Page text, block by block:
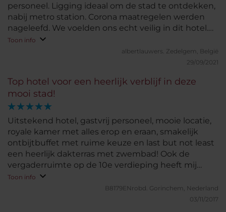
personeel. Ligging ideaal om de stad te ontdekken,
nabij metro station. Corona maatregelen werden
nageleefd. We voelden ons echt veilig in dit hotel.
Prachtig uitzicht over Lissabon vanaf de bar waar ze
heerlijke cocktails schenken. Kamers zijn ok maar
probeer een kamer met uitzicht want onze kamer
waren jammer genoeg allemaal bezet.
Toon info
albertlauwers. Zedelgem, België
29/09/2021
Top hotel voor een heerlijk verblijf in deze
mooi stad!
Uitstekend hotel, gastvrij personeel, mooie locatie,
royale kamer met alles erop en eraan, smakelijk
ontbijtbuffet met ruime keuze en last but not least
een heerlijk dakterras met zwembad! Ook de
vergaderruimte op de 10e verdieping heeft mij
geïnspireerd. Ik kom graag nog een keer terug!
Toon info
B8179ENrobd. Gorinchem, Nederland
03/11/2017